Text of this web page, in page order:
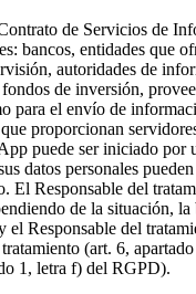
de Servicios de
bancos, entidades
autoridades de
de inversión,
el envío de
proporcionan
puede ser iniciado
datos personales
Responsable del
de la situación,
el Responsable del
(art. 6,
1, letra f) del RGPD).